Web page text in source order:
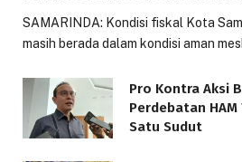
SAMARINDA: Kondisi fiskal Kota
masih berada dalam kondisi aman
Pro Kontra Aksi
Perdebatan
Satu Sudut